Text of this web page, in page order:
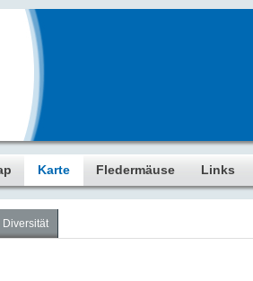
Karte Fledermäuse Links
Diversität